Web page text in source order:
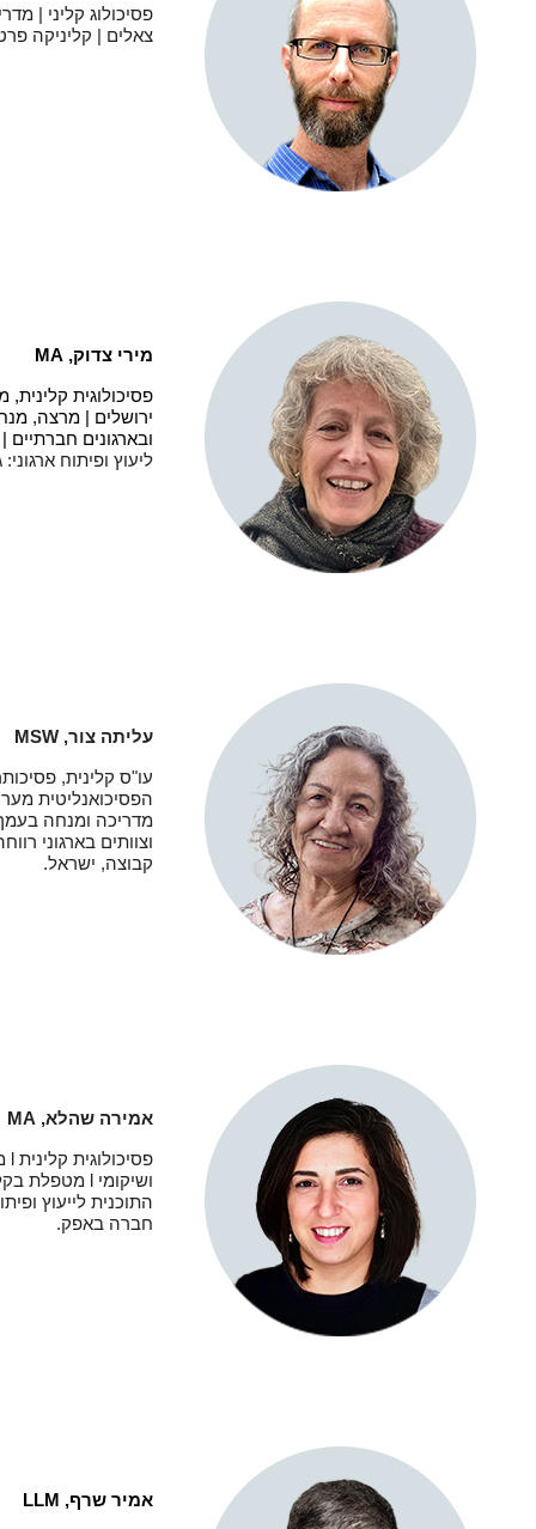
פסיכולוג קליני |
צאלים | קליניקה
מירי צדוק, MA
פסיכולוגית
ירושלים | מרצה,
ובארגונים
ליעוץ ופיתוח
עליתה צור, MSW
עו"ס קלינית,
הפסיכואנליטית
מדריכה ומנחה
וצוותים בארגוני
קבוצה, ישראל.
אמירה שהלא, MA
פסיכולוגית קלינית
ושיקומי
מטפלת
התוכנית לייעוץ
חברה באפק.
אמיר שרף, LLM